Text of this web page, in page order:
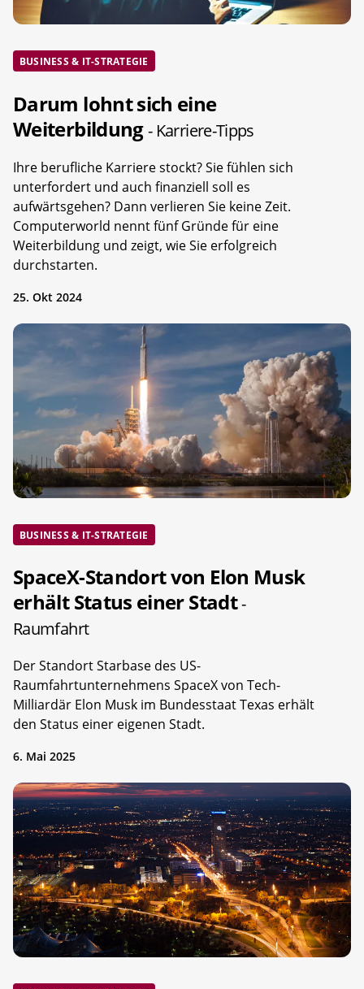
BUSINESS & IT-STRATEGIE
Darum lohnt sich eine
Weiterbildung- Karriere-Tipps
Ihre berufliche Karriere stockt? Sie fühlen sich
unterfordert und auch finanziell soll es
aufwärtsgehen? Dann verlieren Sie keine Zeit.
Computerworld nennt fünf Gründe für eine
Weiterbildung und zeigt, wie Sie erfolgreich
durchstarten.
25. Okt 2024
BUSINESS & IT-STRATEGIE
SpaceX-Standort von Elon Musk
erhält Status einer Stadt-
Raumfahrt
Der Standort Starbase des US-
Raumfahrtunternehmens SpaceX von Tech-
Milliardär Elon Musk im Bundesstaat Texas erhält
den Status einer eigenen Stadt.
6. Mai 2025